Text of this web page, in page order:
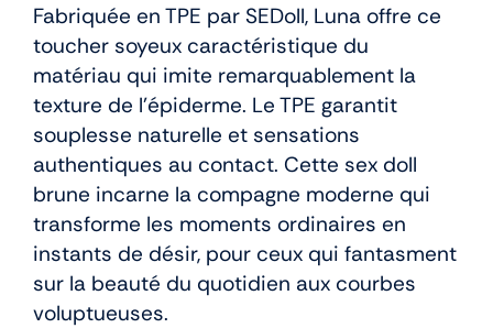
Fabriquée en TPE par SEDoll, Luna offre ce
toucher soyeux caractéristique du
matériau qui imite remarquablement la
texture de l’épiderme. Le TPE garantit
souplesse naturelle et sensations
authentiques au contact. Cette sex doll
brune incarne la compagne moderne qui
transforme les moments ordinaires en
instants de désir, pour ceux qui fantasment
sur la beauté du quotidien aux courbes
voluptueuses.